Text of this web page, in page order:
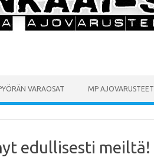
VARAOSAT MP AJOVARUSTEET
edullisesti meiltä!